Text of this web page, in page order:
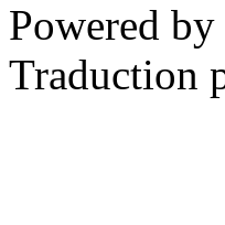
Powered by
Traduction